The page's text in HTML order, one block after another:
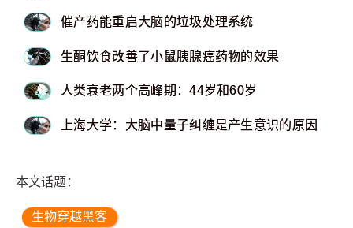
催产药能重启大脑的垃圾处理系统
生酮饮食改善了小鼠胰腺癌药物的效果
人类衰老两个高峰期：44岁和60岁
上海大学：大脑中量子纠缠是产生意识的原因
本文话题：
生物穿越黑客